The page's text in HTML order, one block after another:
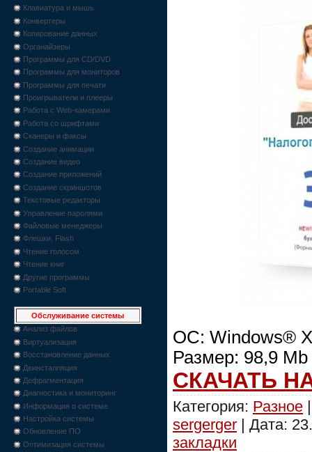
Клавиатура и мышь
Конвертеры
Копирование данных
Органайзеры
Программы для CD/DVD
Программы для мониторов
Программы для печати
Проигрыватели и плееры
Работа с Web-камерами
Работа со шрифтами
Сканеры и факсы
Создание анимации
Создание видео
Создание приложений
Создание скриншотов
Текстовые редакторы
Управление паролями
Файловые менеджеры
Флешки, Flash
Чтение голосом
Чтение книг
Другие программы
Portable Soft
Обслуживание системы
Анализ файлов
Виртуализация
Восстановление данных
Деинсталляция
Дефрагментация
Диагностика и мониторинг
Информация о системе
Настройка системы
Обновление ПО
Оптимизация системы
OC: Windows®
Размер: 98,9 Mb
СКАЧАТЬ
Категория: Разное
sergerger | Дата:
закладки